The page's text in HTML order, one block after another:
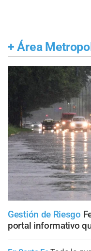
+ Área
Gestión de Riesgo
portal informativo